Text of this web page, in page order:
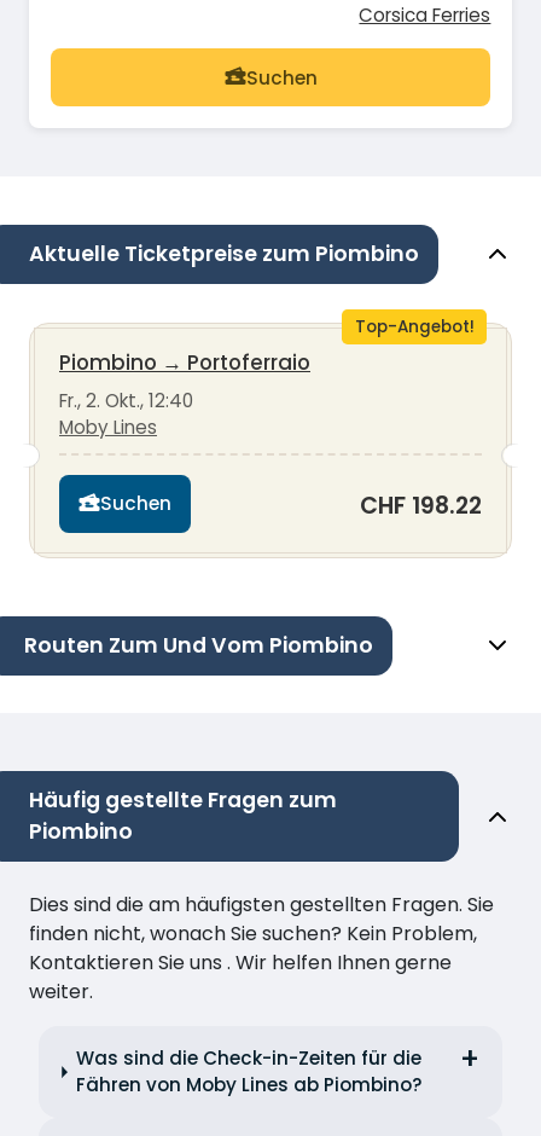
Corsica Ferries
Suchen
Aktuelle Ticketpreise zum Piombino
Top-Angebot!
Piombino → Portoferraio
Fr., 2. Okt., 12:40
Moby Lines
Suchen CHF 198.22
Routen Zum Und Vom Piombino
Häufig gestellte Fragen zum
Piombino
Dies sind die am häufigsten gestellten Fragen. Sie
finden nicht, wonach Sie suchen? Kein Problem,
Kontaktieren Sie uns . Wir helfen Ihnen gerne
weiter.
Was sind die Check-in-Zeiten für die
Fähren von Moby Lines ab Piombino?